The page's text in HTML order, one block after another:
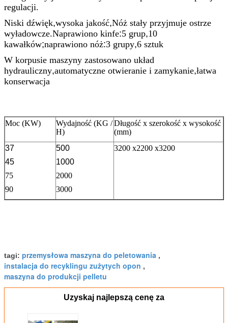
regulacji.
Niski dźwięk,wysoka jakość,Nóż stały przyjmuje ostrze
wyładowcze.Naprawiono kinfe:5 grup,10
kawałków;naprawiono nóż:3 grupy,6 sztuk
W korpusie maszyny zastosowano układ
hydrauliczny,automatyczne otwieranie i zamykanie,łatwa
konserwacja
Moc (KW)
Wydajność (KG /
H)
Długość x szerokość x wysokość
(mm)
37
45
75
90
500
1000
2000
3000
3200 x2200 x3200
tagi: przemysłowa maszyna do peletowania ,
instalacja do recyklingu zużytych opon ,
maszyna do produkcji pelletu
Uzyskaj najlepszą cenę za